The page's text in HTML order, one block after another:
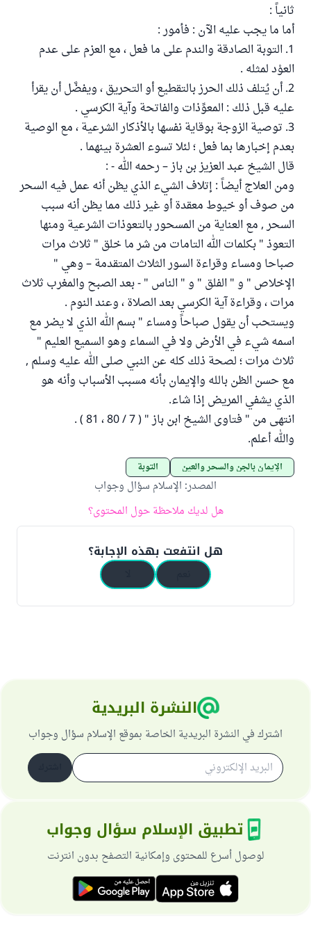
ثانياً :
أما ما يجب عليه الآن : فأمور :
1. التوبة الصادقة والندم على ما فعل ، مع العزم على عدم
العوْد لمثله .
2. أن يُتلف ذلك الحرز بالتقطيع أو التحريق ، ويفضَّل أن يقرأ
عليه قبل ذلك : المعوِّذات والفاتحة وآية الكرسي .
3. توصية الزوجة بوقاية نفسها بالأذكار الشرعية ، مع الوصية
بعدم إخبارها بما فعل ؛ لئلا تسوء العشرة بينهما .
قال الشيخ عبد العزيز بن باز – رحمه الله - :
ومن العلاج أيضاً : إتلاف الشيء الذي يظن أنه عمل فيه السحر
من صوف أو خيوط معقدة أو غير ذلك مما يظن أنه سبب
السحر , مع العناية من المسحور بالتعوذات الشرعية ومنها
التعوذ " بكلمات الله التامات من شر ما خلق " ثلاث مرات
صباحا ومساء وقراءة السور الثلاث المتقدمة – وهي "
الإخلاص " و " الفلق " و " الناس " - بعد الصبح والمغرب ثلاث
مرات ، وقراءة آية الكرسي بعد الصلاة ، وعند النوم .
ويستحب أن يقول صباحاً ومساء " بسم الله الذي لا يضر مع
اسمه شيء في الأرض ولا في السماء وهو السميع العليم "
ثلاث مرات ؛ لصحة ذلك كله عن النبي صلى الله عليه وسلم ,
مع حسن الظن بالله والإيمان بأنه مسبب الأسباب وأنه هو
الذي يشفي المريض إذا شاء.
انتهى من " فتاوى الشيخ ابن باز " ( 7 / 80 ، 81 ) .
والله أعلم.
الإيمان بالجن والسحر والعين التوبة
المصدر: الإسلام سؤال وجواب
هل لديك ملاحظة حول المحتوى؟
هل انتفعت بهذه الإجابة؟
النشرة البريدية
اشترك في النشرة البريدية الخاصة بموقع الإسلام سؤال وجواب
تطبيق الإسلام سؤال وجواب
لوصول أسرع للمحتوى وإمكانية التصفح بدون انترنت